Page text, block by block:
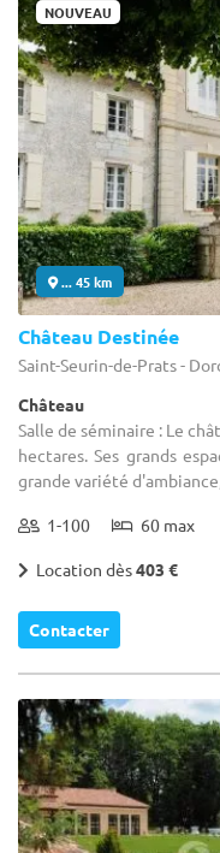
NOUVEAU
... 45 km
Château Destinée
Saint-Seurin-de-Prats -
Château
Salle de séminaire : Le
hectares. Ses grands
grande variété
1-100 60 max
Location dès403 €
Contacter